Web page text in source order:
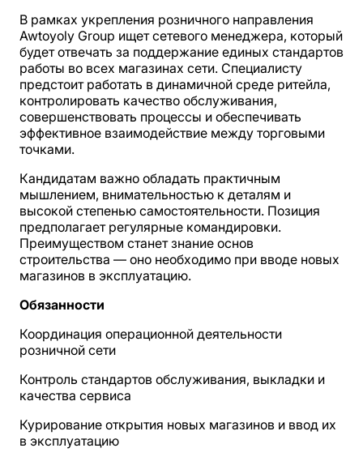
В рамках укрепления розничного направления
Awtoyoly Group ищет сетевого менеджера, который
будет отвечать за поддержание единых стандартов
работы во всех магазинах сети. Специалисту
предстоит работать в динамичной среде ритейла,
контролировать качество обслуживания,
совершенствовать процессы и обеспечивать
эффективное взаимодействие между торговыми
точками.
Кандидатам важно обладать практичным
мышлением, внимательностью к деталям и
высокой степенью самостоятельности. Позиция
предполагает регулярные командировки.
Преимуществом станет знание основ
строительства — оно необходимо при вводе новых
магазинов в эксплуатацию.
Обязанности
Координация операционной деятельности
розничной сети
Контроль стандартов обслуживания, выкладки и
качества сервиса
Курирование открытия новых магазинов и ввод их
в эксплуатацию